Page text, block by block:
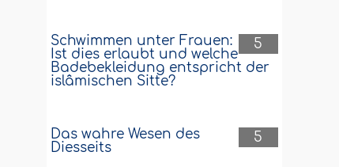
5
Schwimmen unter Frauen:
Ist dies erlaubt und welche
Badebekleidung entspricht der
islâmischen Sitte?
5
Das wahre Wesen des
Diesseits